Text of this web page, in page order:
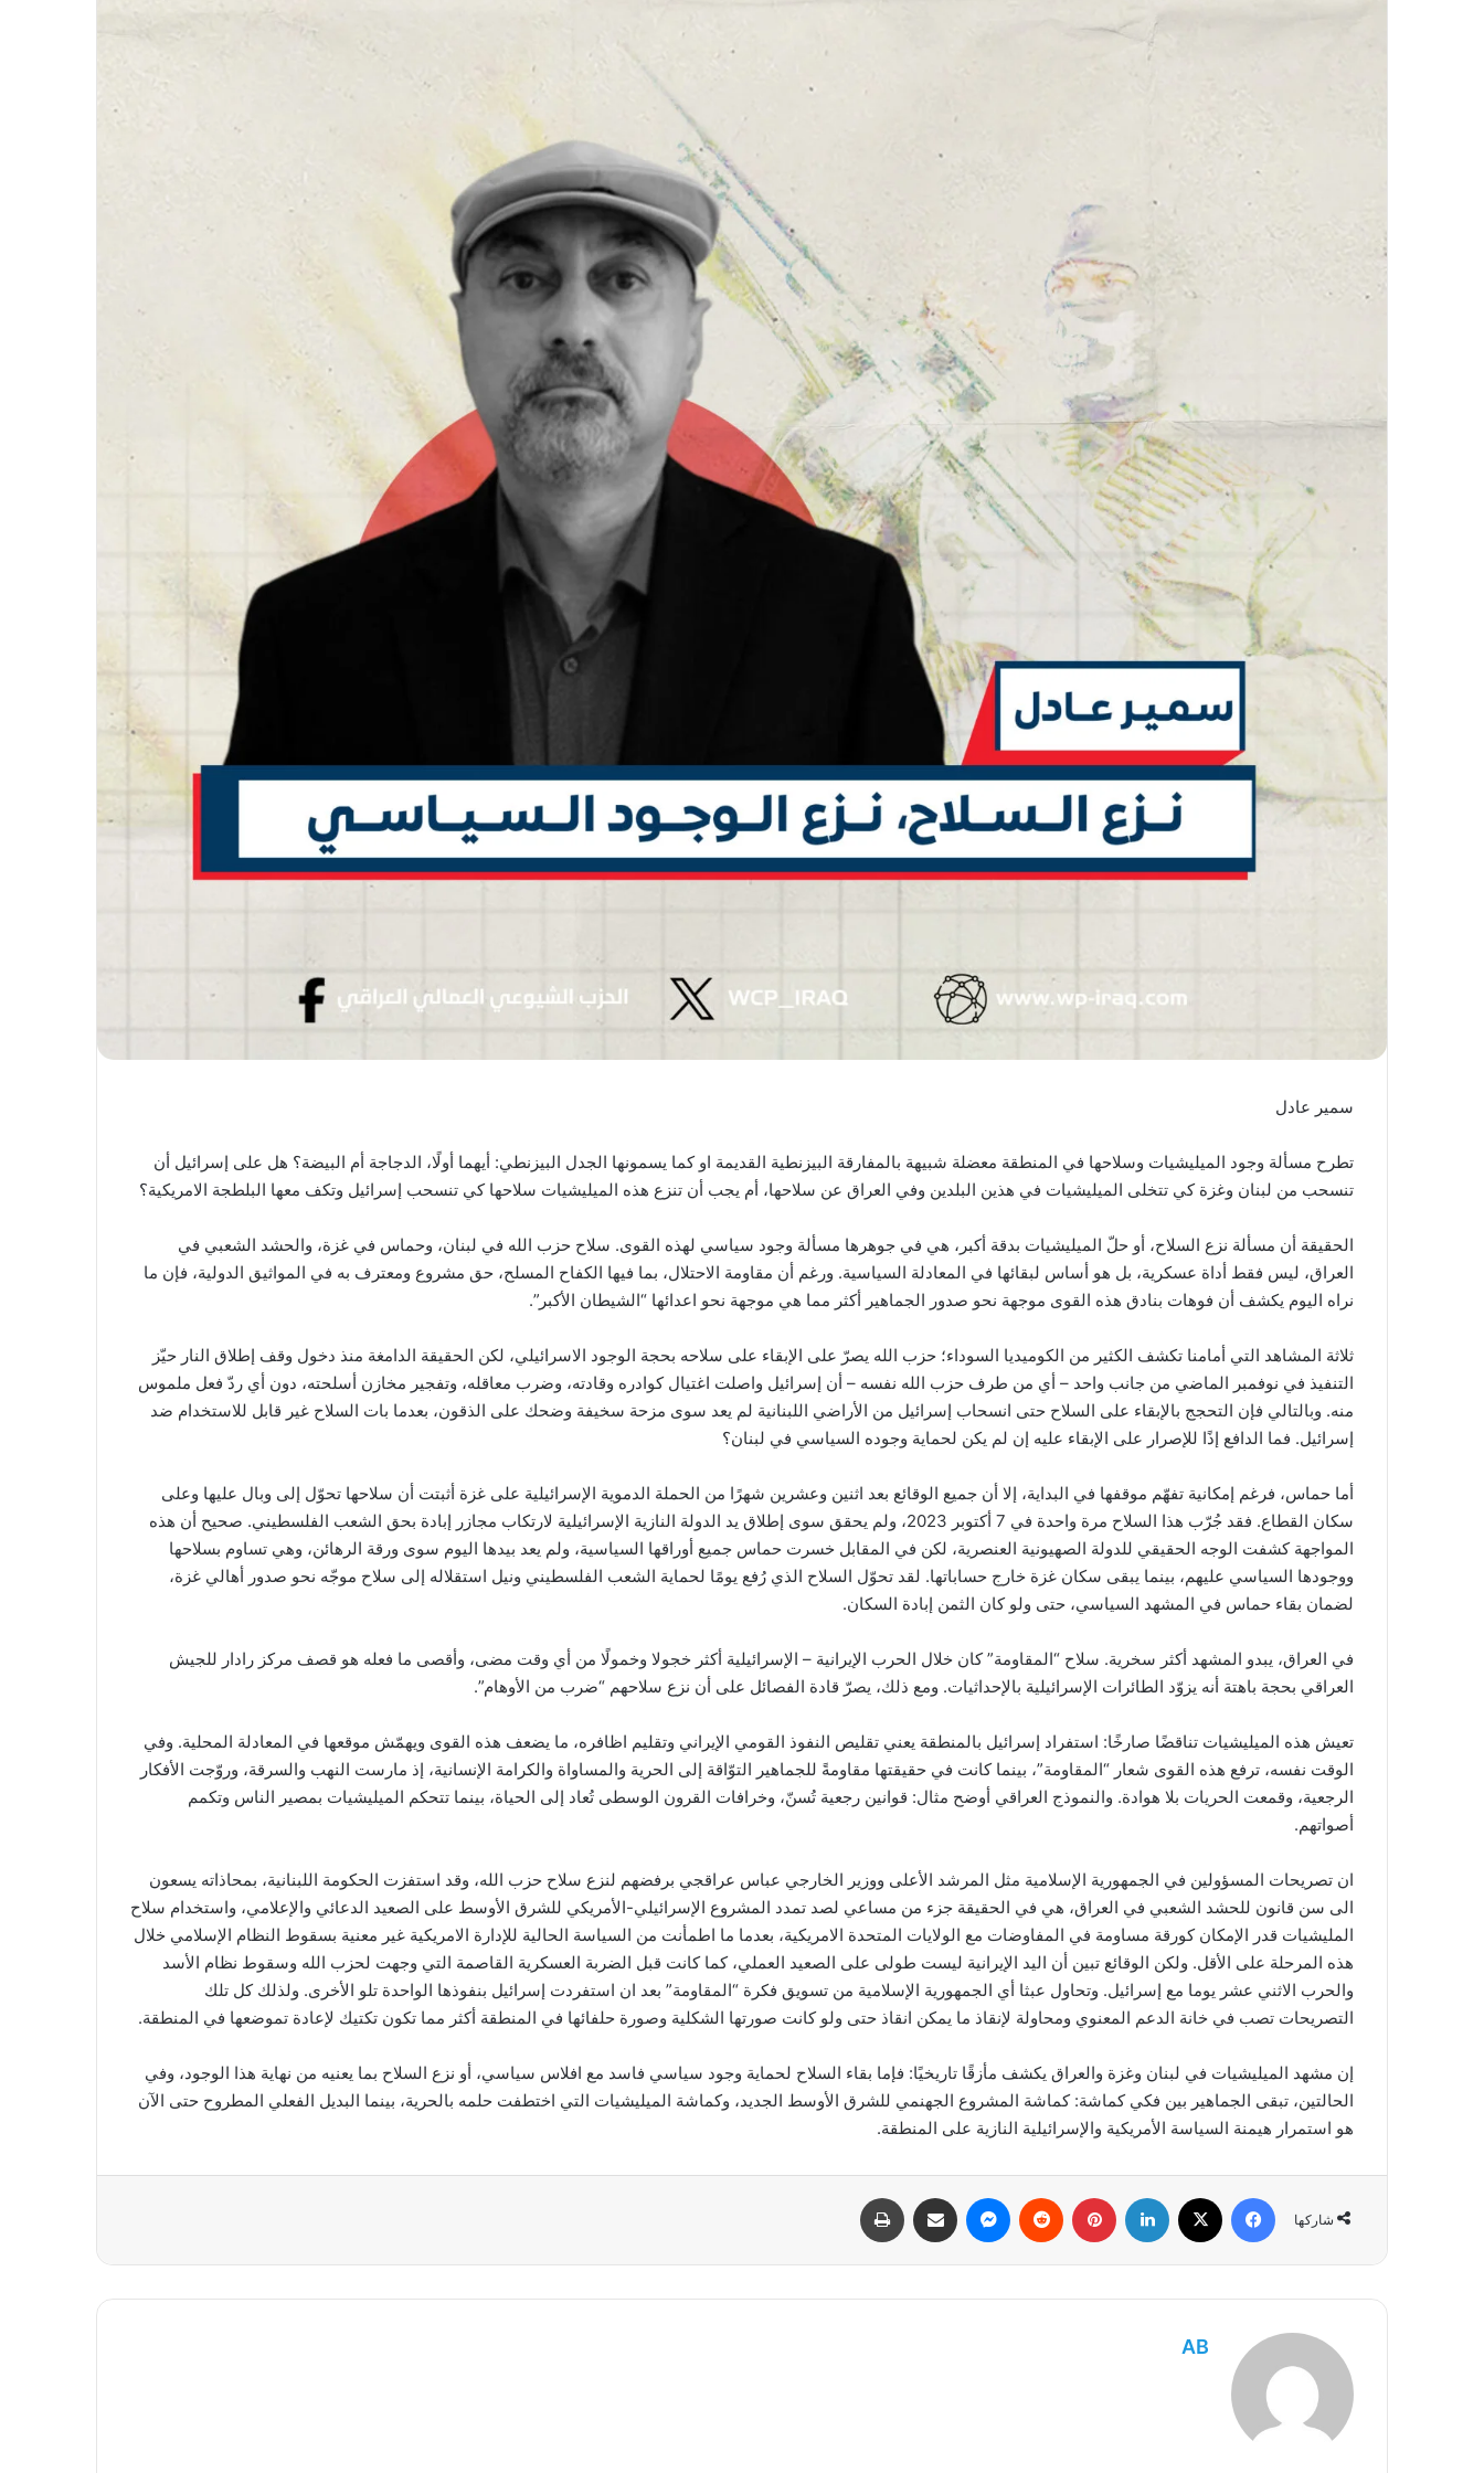
سمير عادل
تطرح مسألة وجود الميليشيات وسلاحها في المنطقة معضلة شبيهة بالمفارقة البيزنطية القديمة او كما يسمونها الجدل البيزنطي: أيهما أولًا، الدجاجة أم البيضة؟ هل على إسرائيل أن
تنسحب من لبنان وغزة كي تتخلى الميليشيات في هذين البلدين وفي العراق عن سلاحها، أم يجب أن تنزع هذه الميليشيات سلاحها كي تنسحب إسرائيل وتكف معها البلطجة الامريكية؟
الحقيقة أن مسألة نزع السلاح، أو حلّ الميليشيات بدقة أكبر، هي في جوهرها مسألة وجود سياسي لهذه القوى. سلاح حزب الله في لبنان، وحماس في غزة، والحشد الشعبي في
العراق، ليس فقط أداة عسكرية، بل هو أساس لبقائها في المعادلة السياسية. ورغم أن مقاومة الاحتلال، بما فيها الكفاح المسلح، حق مشروع ومعترف به في المواثيق الدولية، فإن ما
نراه اليوم يكشف أن فوهات بنادق هذه القوى موجهة نحو صدور الجماهير أكثر مما هي موجهة نحو اعدائها “الشيطان الأكبر”.
ثلاثة المشاهد التي أمامنا تكشف الكثير من الكوميديا السوداء؛ حزب الله يصرّ على الإبقاء على سلاحه بحجة الوجود الاسرائيلي، لكن الحقيقة الدامغة منذ دخول وقف إطلاق النار حيّز
التنفيذ في نوفمبر الماضي من جانب واحد – أي من طرف حزب الله نفسه – أن إسرائيل واصلت اغتيال كوادره وقادته، وضرب معاقله، وتفجير مخازن أسلحته، دون أي ردّ فعل ملموس
منه. وبالتالي فإن التحجج بالإبقاء على السلاح حتى انسحاب إسرائيل من الأراضي اللبنانية لم يعد سوى مزحة سخيفة وضحك على الذقون، بعدما بات السلاح غير قابل للاستخدام ضد
إسرائيل. فما الدافع إذًا للإصرار على الإبقاء عليه إن لم يكن لحماية وجوده السياسي في لبنان؟
أما حماس، فرغم إمكانية تفهّم موقفها في البداية، إلا أن جميع الوقائع بعد اثنين وعشرين شهرًا من الحملة الدموية الإسرائيلية على غزة أثبتت أن سلاحها تحوّل إلى وبال عليها وعلى
سكان القطاع. فقد جُرّب هذا السلاح مرة واحدة في 7 أكتوبر 2023، ولم يحقق سوى إطلاق يد الدولة النازية الإسرائيلية لارتكاب مجازر إبادة بحق الشعب الفلسطيني. صحيح أن هذه
المواجهة كشفت الوجه الحقيقي للدولة الصهيونية العنصرية، لكن في المقابل خسرت حماس جميع أوراقها السياسية، ولم يعد بيدها اليوم سوى ورقة الرهائن، وهي تساوم بسلاحها
ووجودها السياسي عليهم، بينما يبقى سكان غزة خارج حساباتها. لقد تحوّل السلاح الذي رُفع يومًا لحماية الشعب الفلسطيني ونيل استقلاله إلى سلاح موجّه نحو صدور أهالي غزة،
لضمان بقاء حماس في المشهد السياسي، حتى ولو كان الثمن إبادة السكان.
في العراق، يبدو المشهد أكثر سخرية. سلاح “المقاومة” كان خلال الحرب الإيرانية – الإسرائيلية أكثر خجولا وخمولًا من أي وقت مضى، وأقصى ما فعله هو قصف مركز رادار للجيش
العراقي بحجة باهتة أنه يزوّد الطائرات الإسرائيلية بالإحداثيات. ومع ذلك، يصرّ قادة الفصائل على أن نزع سلاحهم “ضرب من الأوهام”.
تعيش هذه الميليشيات تناقضًا صارخًا: استفراد إسرائيل بالمنطقة يعني تقليص النفوذ القومي الإيراني وتقليم اظافره، ما يضعف هذه القوى ويهمّش موقعها في المعادلة المحلية. وفي
الوقت نفسه، ترفع هذه القوى شعار “المقاومة”، بينما كانت في حقيقتها مقاومةً للجماهير التوّاقة إلى الحرية والمساواة والكرامة الإنسانية، إذ مارست النهب والسرقة، وروّجت الأفكار
الرجعية، وقمعت الحريات بلا هوادة. والنموذج العراقي أوضح مثال: قوانين رجعية تُسنّ، وخرافات القرون الوسطى تُعاد إلى الحياة، بينما تتحكم الميليشيات بمصير الناس وتكمم
أصواتهم.
ان تصريحات المسؤولين في الجمهورية الإسلامية مثل المرشد الأعلى ووزير الخارجي عباس عراقجي برفضهم لنزع سلاح حزب الله، وقد استفزت الحكومة اللبنانية، بمحاذاته يسعون
الى سن قانون للحشد الشعبي في العراق، هي في الحقيقة جزء من مساعي لصد تمدد المشروع الإسرائيلي-الأمريكي للشرق الأوسط على الصعيد الدعائي والإعلامي، واستخدام سلاح
المليشيات قدر الإمكان كورقة مساومة في المفاوضات مع الولايات المتحدة الامريكية، بعدما ما اطمأنت من السياسة الحالية للإدارة الامريكية غير معنية بسقوط النظام الإسلامي خلال
هذه المرحلة على الأقل. ولكن الوقائع تبين أن اليد الإيرانية ليست طولى على الصعيد العملي، كما كانت قبل الضربة العسكرية القاصمة التي وجهت لحزب الله وسقوط نظام الأسد
والحرب الاثني عشر يوما مع إسرائيل. وتحاول عبثا أي الجمهورية الإسلامية من تسويق فكرة “المقاومة” بعد ان استفردت إسرائيل بنفوذها الواحدة تلو الأخرى. ولذلك كل تلك
التصريحات تصب في خانة الدعم المعنوي ومحاولة لإنقاذ ما يمكن انقاذ حتى ولو كانت صورتها الشكلية وصورة حلفائها في المنطقة أكثر مما تكون تكتيك لإعادة تموضعها في المنطقة.
إن مشهد الميليشيات في لبنان وغزة والعراق يكشف مأزقًا تاريخيًا: فإما بقاء السلاح لحماية وجود سياسي فاسد مع افلاس سياسي، أو نزع السلاح بما يعنيه من نهاية هذا الوجود، وفي
الحالتين، تبقى الجماهير بين فكي كماشة: كماشة المشروع الجهنمي للشرق الأوسط الجديد، وكماشة الميليشيات التي اختطفت حلمه بالحرية، بينما البديل الفعلي المطروح حتى الآن
هو استمرار هيمنة السياسة الأمريكية والإسرائيلية النازية على المنطقة.
شاركها
فيسبوك لينكدإن بينتيريست ماسنجر مشاركة عبر البريد
AB